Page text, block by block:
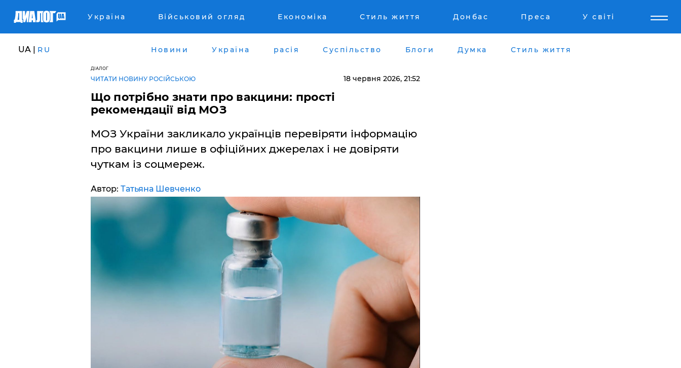
Україна Військовий огляд Економіка Стиль життя Донбас Преса У світі
UA | RU Новини Україна расія Суспільство Блоги Думка Стиль життя
ДІАЛОГ
ЧИТАТИ НОВИНУ РОСІЙСЬКОЮ 18 червня 2026, 21:52
​Що потрібно знати про вакцини: прості
рекомендації від МОЗ
МОЗ України закликало українців перевіряти інформацію
про вакцини лише в офіційних джерелах і не довіряти
чуткам із соцмереж.
Автор: Татьяна Шевченко